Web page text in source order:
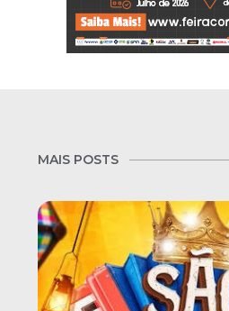
MAIS POSTS